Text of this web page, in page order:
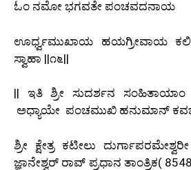
ಓಂ ನಮೋ ಭಗವತೇ ಪಂಚವದನಾಯ
ಊರ್ಧ್ವಮುಖಾಯ ಹಯಗ್ರೀವಾಯ
ಸ್ವಾಹಾ ||೧೬||
|| ಇತಿ ಶ್ರೀ ಸುದರ್ಶನ
ಅಧ್ಯಾಯೇ ಪಂಚಮುಖಿ ಹನುಮಾನ್ ಕವಚ
ಶ್ರೀ ಕ್ಷೇತ್ರ ಕಟೀಲು
ಜ್ಞಾನೇಶ್ವರ್ ರಾವ್ ಪ್ರಧಾನ ತಾಂತ್ರಿಕ(